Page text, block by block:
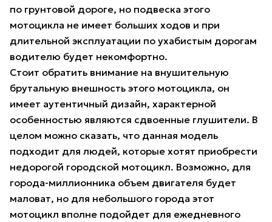
по грунтовой дороге, но подвеска этого
мотоцикла не имеет больших ходов и при
длительной эксплуатации по ухабистым дорогам
водителю будет некомфортно.
Стоит обратить внимание на внушительную
брутальную внешность этого мотоцикла, он
имеет аутентичный дизайн, характерной
особенностью являются сдвоенные глушители. В
целом можно сказать, что данная модель
подходит для людей, которые хотят приобрести
недорогой городской мотоцикл. Возможно, для
города-миллионника объем двигателя будет
маловат, но для небольшого города этот
мотоцикл вполне подойдет для ежедневного